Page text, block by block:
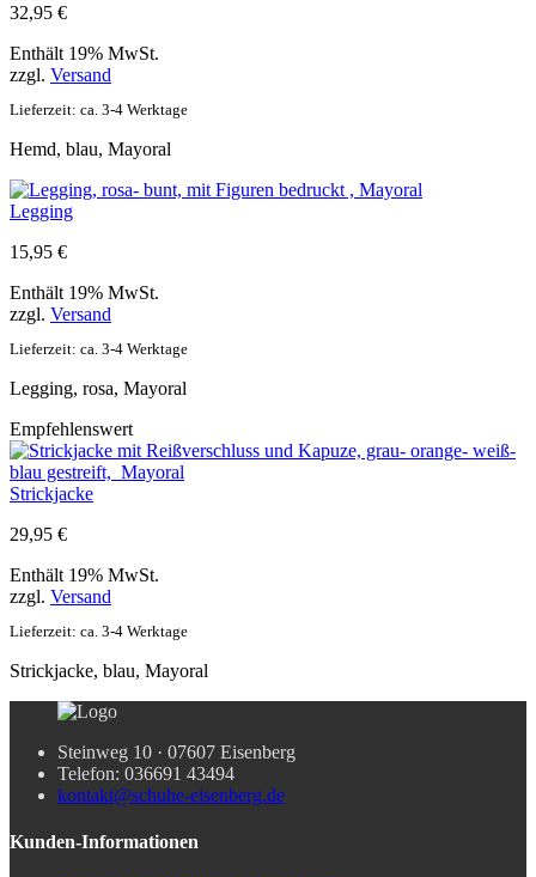
32,95 €
Enthält 19% MwSt.
zzgl. Versand
Lieferzeit: ca. 3-4 Werktage
Hemd, blau, Mayoral
Legging
15,95 €
Enthält 19% MwSt.
zzgl. Versand
Lieferzeit: ca. 3-4 Werktage
Legging, rosa, Mayoral
Empfehlenswert
Strickjacke
29,95 €
Enthält 19% MwSt.
zzgl. Versand
Lieferzeit: ca. 3-4 Werktage
Strickjacke, blau, Mayoral
Steinweg 10 · 07607 Eisenberg
Telefon: 036691 43494
kontakt@schuhe-eisenberg.de
Kunden-Informationen